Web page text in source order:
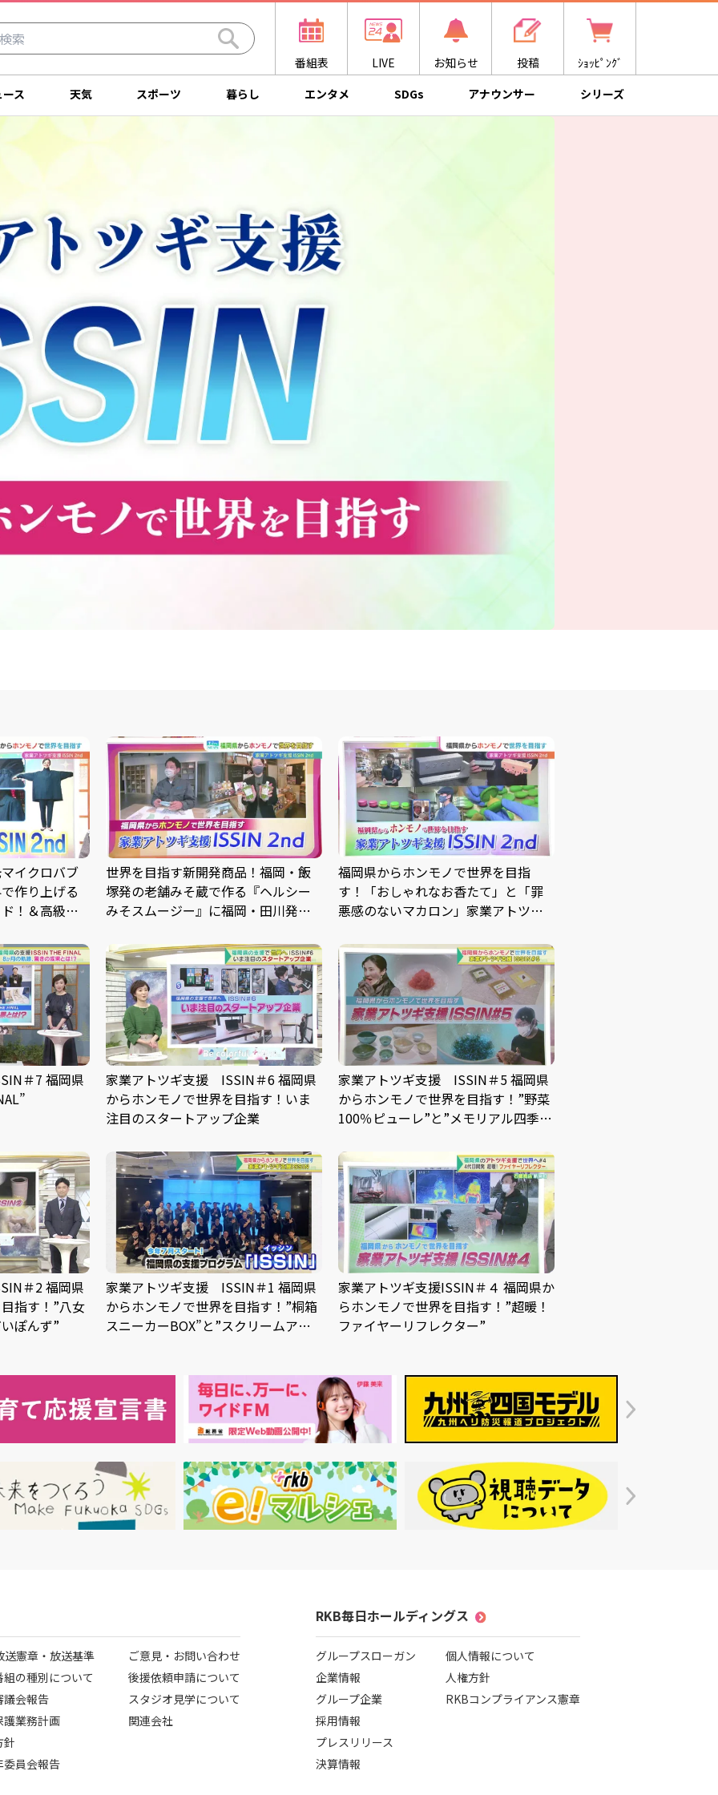
番組表 LIVE お知らせ 投稿
ｼｮｯﾋﾟﾝｸﾞ
ス
天気 スポーツ 暮らし エンタメ SDGs アナウンサー シリーズ
イクロバブ
作り上げる
！＆高級オ
ツギ支援 ISSIN
世界を目指す新開発商品！福岡・飯
塚発の老舗みそ蔵で作る『ヘルシー
みそスムージー』に福岡・田川発の
ルしっくいプレート』――家業アトツギ
支援 ISSIN 2nd #3
福岡県からホンモノで世界を目指
す！「おしゃれなお香たて」と「罪
悪感のないマカロン」――家業アトツギ
＃7 福岡県
家業アトツギ支援 ISSIN＃6 福岡県
からホンモノで世界を目指す！いま
注目のスタートアップ企業
家業アトツギ支援 ISSIN＃5 福岡県
からホンモノで世界を目指す！”野菜
100％ピューレ”と”メモリアル四季の
＃2 福岡県
指す！”八女
ぽんず”
家業アトツギ支援 ISSIN＃1 福岡県
からホンモノで世界を目指す！”桐箱
スニーカーBOX”と”スクリームアイ
家業アトツギ支援ISSIN＃４ 福岡県か
らホンモノで世界を目指す！”超暖！
ファイヤーリフレクター”
送憲章・放送基準
組の種別について
議会報告
護業務計画
針
委員会報告
ご意見・お問い合わせ
後援依頼申請について
スタジオ見学について
関連会社
RKB毎日ホールディングス
グループスローガン
企業情報
グループ企業
採用情報
プレスリリース
決算情報
個人情報について
人権方針
RKBコンプライアンス憲章